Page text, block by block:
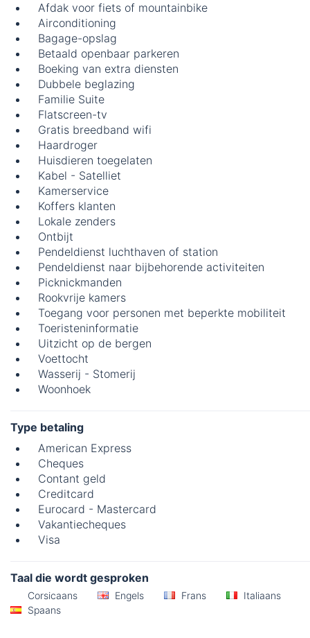
Afdak voor fiets of mountainbike
Airconditioning
Bagage-opslag
Betaald openbaar parkeren
Boeking van extra diensten
Dubbele beglazing
Familie Suite
Flatscreen-tv
Gratis breedband wifi
Haardroger
Huisdieren toegelaten
Kabel - Satelliet
Kamerservice
Koffers klanten
Lokale zenders
Ontbijt
Pendeldienst luchthaven of station
Pendeldienst naar bijbehorende activiteiten
Picknickmanden
Rookvrije kamers
Toegang voor personen met beperkte mobiliteit
Toeristeninformatie
Uitzicht op de bergen
Voettocht
Wasserij - Stomerij
Woonhoek
Type betaling
American Express
Cheques
Contant geld
Creditcard
Eurocard - Mastercard
Vakantiecheques
Visa
Taal die wordt gesproken
Corsicaans Engels Frans
Italiaans
Spaans